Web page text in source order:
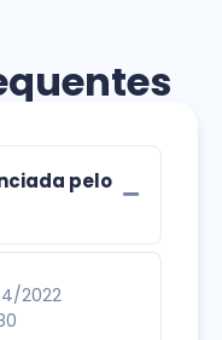
pelo
2022